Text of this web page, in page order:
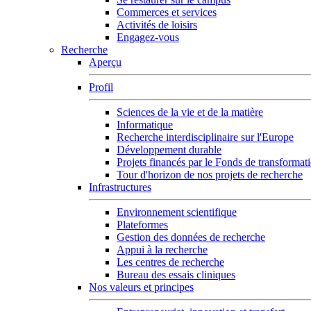
Commerces et services
Activités de loisirs
Engagez-vous
Recherche
Aperçu
Profil
Sciences de la vie et de la matière
Informatique
Recherche interdisciplinaire sur l'Europe
Développement durable
Projets financés par le Fonds de
Tour d'horizon de nos projets de recherche
Infrastructures
Environnement scientifique
Plateformes
Gestion des données de recherche
Appui à la recherche
Les centres de recherche
Bureau des essais cliniques
Nos valeurs et principes